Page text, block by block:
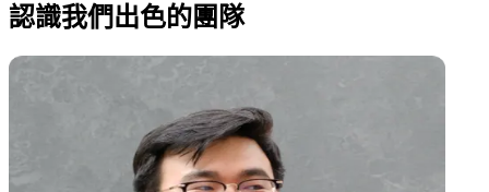
認識我們出色的團隊